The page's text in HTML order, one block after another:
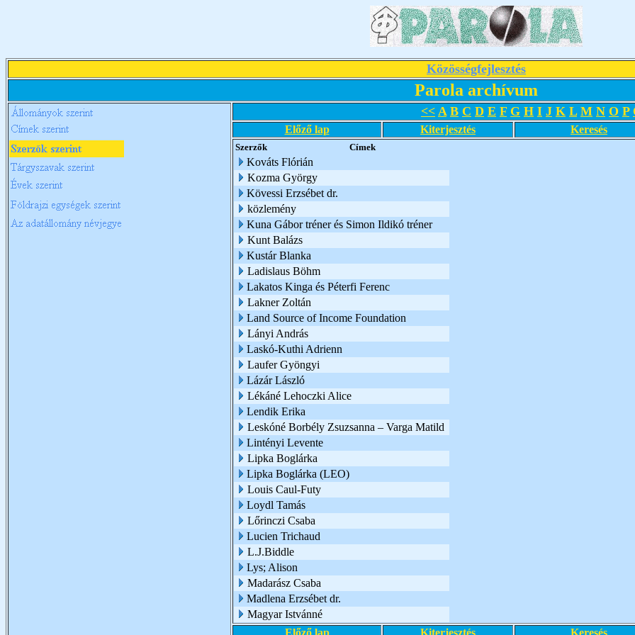
Közösségfejlesztés
Parola archívum
<< A B C D E F G H I J K L M N O P
Előző lap Kiterjesztés Keresés
Szerzők Címek
Kováts Flórián
Kozma György
Kövessi Erzsébet dr.
közlemény
Kuna Gábor tréner és Simon Ildikó tréner
Kunt Balázs
Kustár Blanka
Ladislaus Böhm
Lakatos Kinga és Péterfi Ferenc
Lakner Zoltán
Land Source of Income Foundation
Lányi András
Laskó-Kuthi Adrienn
Laufer Gyöngyi
Lázár László
Lékáné Lehoczki Alice
Lendik Erika
Leskóné Borbély Zsuzsanna – Varga Matild
Lintényi Levente
Lipka Boglárka
Lipka Boglárka (LEO)
Louis Caul-Futy
Loydl Tamás
Lőrinczi Csaba
Lucien Trichaud
L.J.Biddle
Lys; Alison
Madarász Csaba
Madlena Erzsébet dr.
Magyar Istvánné
Előző lap
Kiterjesztés Keresés